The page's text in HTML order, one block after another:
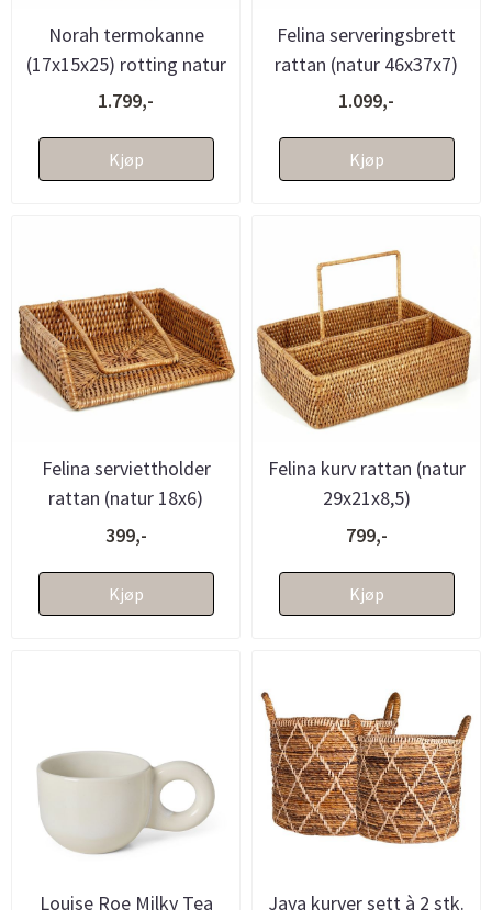
Norah termokanne
(17x15x25) rotting natur
1.799,-
Kjøp
Felina serveringsbrett
rattan (natur 46x37x7)
1.099,-
Kjøp
Felina serviettholder
rattan (natur 18x6)
399,-
Kjøp
Felina kurv rattan (natur
29x21x8,5)
799,-
Kjøp
Louise Roe Milky Tea
Jaya kurver sett à 2 stk.